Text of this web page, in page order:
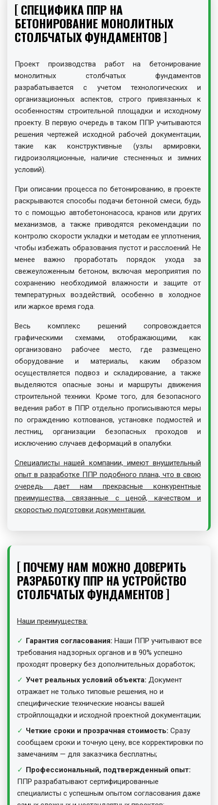
СПЕЦИФИКА ППР НА
БЕТОНИРОВАНИЕ МОНОЛИТНЫХ
СТОЛБЧАТЫХ ФУНДАМЕНТОВ
Проект производства работ на бетонирование
монолитных столбчатых фундаментов
разрабатывается с учетом технологических и
организационных аспектов, строго привязанных к
особенностям строительной площадки и исходному
проекту. В первую очередь в таком ППР учитываются
решения чертежей исходной рабочей документации,
такие как конструктивные (узлы армировки,
гидроизоляционные, наличие стесненных и зимних
условий).
При описании процесса по бетонированию, в проекте
раскрываются способы подачи бетонной смеси, будь
то с помощью автобетононасоса, кранов или других
механизмов, а также приводятся рекомендации по
контролю скорости укладки и методам ее уплотнения,
чтобы избежать образования пустот и расслоений. Не
менее важно проработать порядок ухода за
свежеуложенным бетоном, включая мероприятия по
сохранению необходимой влажности и защите от
температурных воздействий, особенно в холодное
или жаркое время года.
Весь комплекс решений сопровождается
графическими схемами, отображающими, как
организовано рабочее место, где размещено
оборудование и материалы, каким образом
осуществляется подвоз и складирование, а также
выделяются опасные зоны и маршруты движения
строительной техники. Кроме того, для безопасного
ведения работ в ППР отдельно прописываются меры
по ограждению котлованов, установке подмостей и
лестниц, организации безопасных проходов и
исключению случаев деформаций в опалубки.
Специалисты нашей компании, имеют внушительный
опыт в разработке ППР подобного плана, что в свою
очередь дает нам прекрасные конкурентные
преимущества, связанные с ценой, качеством и
скоростью подготовки документации.
ПОЧЕМУ НАМ МОЖНО ДОВЕРИТЬ
РАЗРАБОТКУ ППР НА УСТРОЙСТВО
СТОЛБЧАТЫХ ФУНДАМЕНТОВ
Наши преимущества:
Гарантия согласования: Наши ППР учитывают все
требования надзорных органов и в 90% успешно
проходят проверку без дополнительных доработок;
Учет реальных условий объекта: Документ
отражает не только типовые решения, но и
специфические технические нюансы вашей
стройплощадки и исходной проектной документации;
Четкие сроки и прозрачная стоимость: Сразу
сообщаем сроки и точную цену, все корректировки по
замечаниям — для заказчика бесплатны;
Профессиональный, подтвержденный опыт:
ППР разрабатывают сертифицированные
специалисты с успешным опытом согласования даже